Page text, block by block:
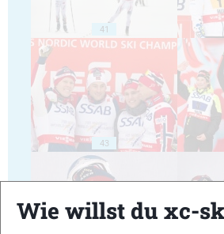
41
43
Wie willst du xc-